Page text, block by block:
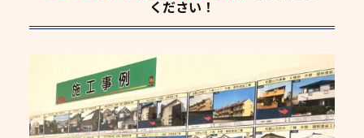
ください！